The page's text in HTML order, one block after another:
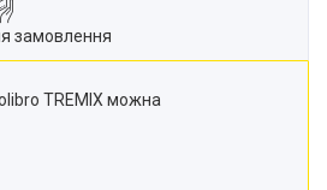
замовлення
TREMIX можна